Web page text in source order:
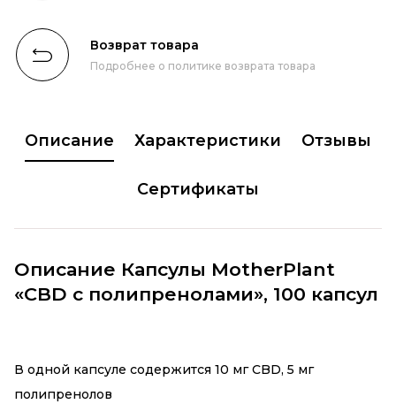
Возврат товара
Подробнее о политике возврата товара
Описание Характеристики Отзывы
Сертификаты
Описание Капсулы MotherPlant
«CBD c полипренолами», 100 капсул
В одной капсуле содержится 10 мг CBD, 5 мг
полипренолов